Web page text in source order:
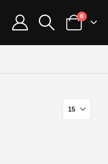
0